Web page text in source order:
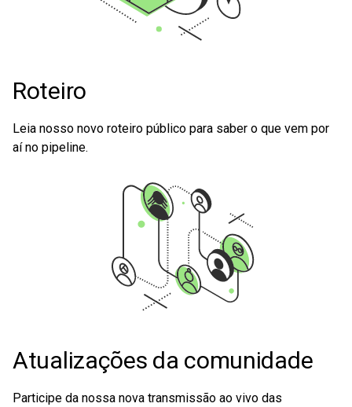
Roteiro
Leia nosso novo roteiro público para saber o que vem por
aí no pipeline.
Atualizações da comunidade
Participe da nossa nova transmissão ao vivo das